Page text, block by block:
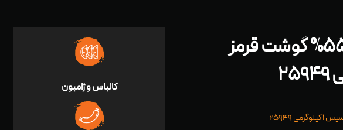
سوسیس بلغاری ۵۵% گوشت قرمز
کالباس و ژامبون